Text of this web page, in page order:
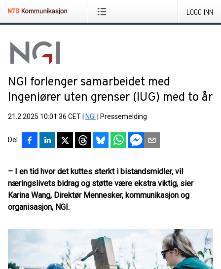
LOGG INN
NGI forlenger samarbeidet med
Ingeniører uten grenser (IUG) med to år
21.2.2025 10:01:36 CET NGI Pressemelding
Del
– I en tid hvor det kuttes sterkt i bistandsmidler, vil
næringslivets bidrag og støtte være ekstra viktig, sier
Karina Wang, Direktør Mennesker, kommunikasjon og
organisasjon, NGI.